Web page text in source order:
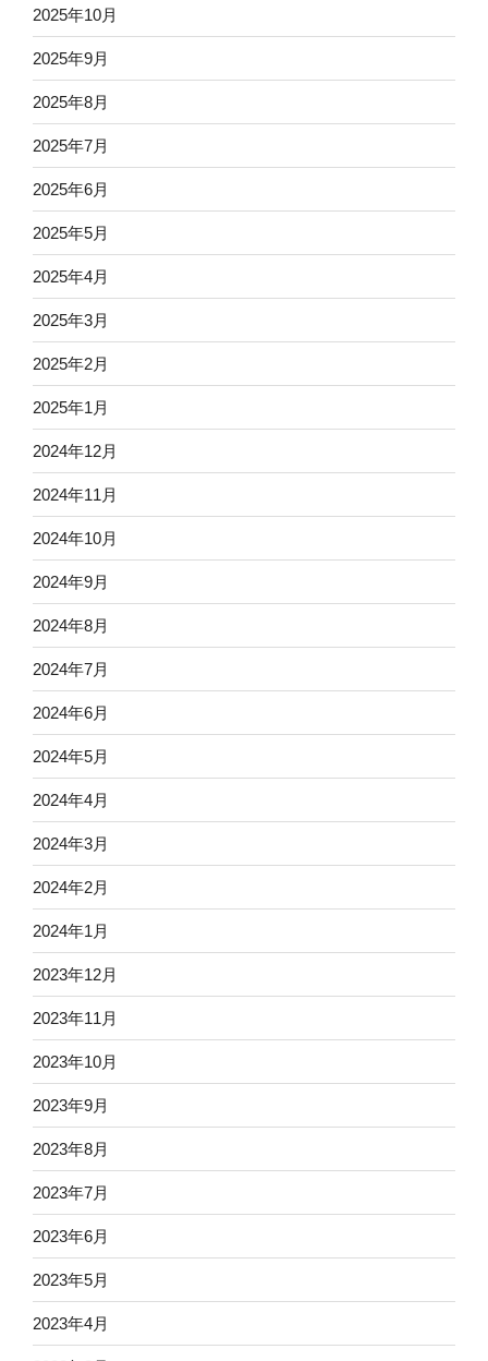
2025年10月
2025年9月
2025年8月
2025年7月
2025年6月
2025年5月
2025年4月
2025年3月
2025年2月
2025年1月
2024年12月
2024年11月
2024年10月
2024年9月
2024年8月
2024年7月
2024年6月
2024年5月
2024年4月
2024年3月
2024年2月
2024年1月
2023年12月
2023年11月
2023年10月
2023年9月
2023年8月
2023年7月
2023年6月
2023年5月
2023年4月